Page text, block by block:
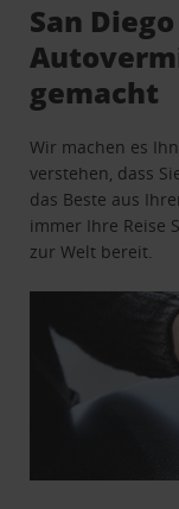
San
gemacht
Wir machen es
verstehen, dass
das Beste aus
immer Ihre Reise
zur Welt bereit.